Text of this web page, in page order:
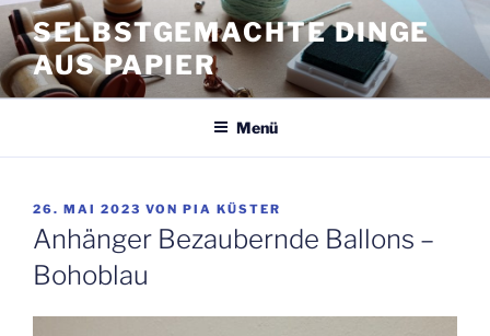
Zum
Inhalt
springen
SELBSTGEMACHTE DINGE
AUS PAPIER
Menü
VERÖFFENTLICHT
AM
26. MAI 2023 VON PIA KÜSTER
Anhänger Bezaubernde Ballons –
Bohoblau